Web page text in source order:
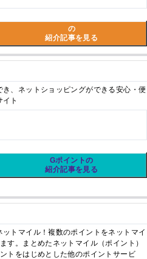
の
紹介記事を見る
、ネットショッピングができる安心・便
ト
Gポイントの
紹介記事を見る
トマイル！複数のポイントをネットマイ
す。まとめたネットマイル（ポイント）
トをはじめとした他のポイントサービ